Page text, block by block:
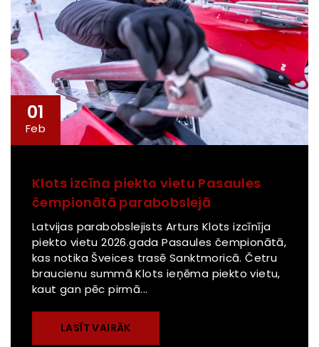
01
Feb
Klots izcīna piekto vietu Pasaules
čempionātā parabobslejā
Latvijas parabobslejists Arturs Klots izcīnīja
piekto vietu 2026.gada Pasaules čempionātā,
kas notika Šveices trasē Sanktmoricā. Četru
braucienu summā Klots ieņēma piekto vietu,
kaut gan pēc pirmā...
LASĪT VAIRĀK